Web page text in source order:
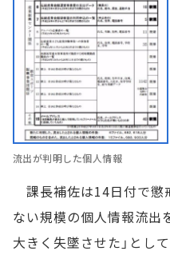
流出が判明した個人情報
課長補佐は14日付で懲
ない規模の個人情報流出
大きく失墜させた」とし